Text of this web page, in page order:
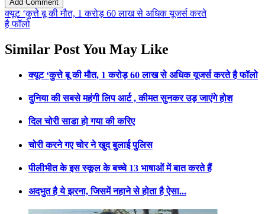
क्यूट ‘कुत्ते बू की मौत, 1 करोड़ 60 लाख से अधिक यूजर्स करते
है फॉलो
Similar Post You May Like
क्यूट ‘कुत्ते बू की मौत, 1 करोड़ 60 लाख से अधिक यूजर्स करते है फॉलो
दुनिया की सबसे महंगी लिप आर्ट , कीमत सुनकर उड़ जाएंगे होश
दिल चोरी साडा हो गया की करिए
चोरी करने गए चोर ने खुद बुलाई पुलिस
पीलीभीत के इस स्कूल के बच्चे 13 भाषाओं में बात करते हैं
अदभुत है ये झरना, जिसमें नहाने से होता है ऐसा...